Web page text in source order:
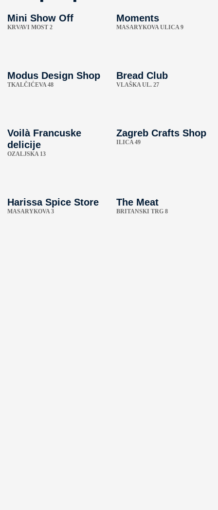
Mini Show Off
KRVAVI MOST 2
Moments
MASARYKOVA ULICA 9
Modus Design Shop
TKALČIĆEVA 48
Bread Club
VLAŠKA UL. 27
Voilà Francuske
delicije
OZALJSKA 13
Zagreb Crafts Shop
ILICA 49
Harissa Spice Store
MASARYKOVA 3
The Meat
BRITANSKI TRG 8